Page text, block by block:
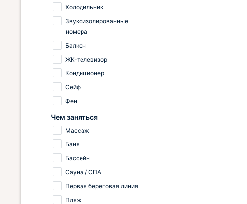
Холодильник
Звукоизолированные
номера
Балкон
ЖК-телевизор
Кондиционер
Сейф
Фен
Чем заняться
Массаж
Баня
Бассейн
Сауна / СПА
Первая береговая линия
Пляж